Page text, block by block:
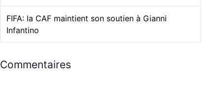
FIFA: la CAF maintient son soutien à Gianni
Infantino
Commentaires